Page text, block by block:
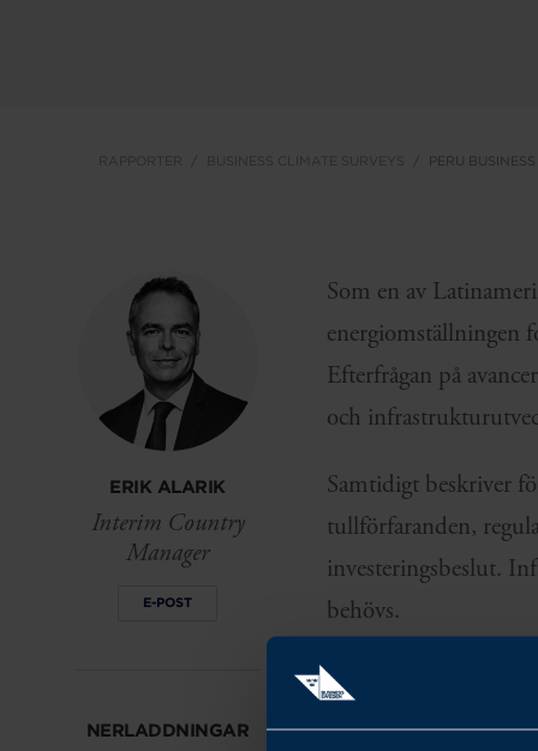
PERU
ERIK ALARIK
Interim Country
Manager
E-POST
NERLADDNINGAR
Som en av
energiomställningen
Efterfrågan på
och
Samtidigt beskriver
tullförfaranden,
investeringsbeslut.
behövs.
Samarbetet mellan
utrustning, energi,